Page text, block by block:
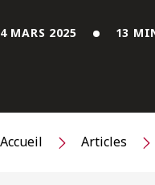
4 MARS 2025 13
Accueil Articles